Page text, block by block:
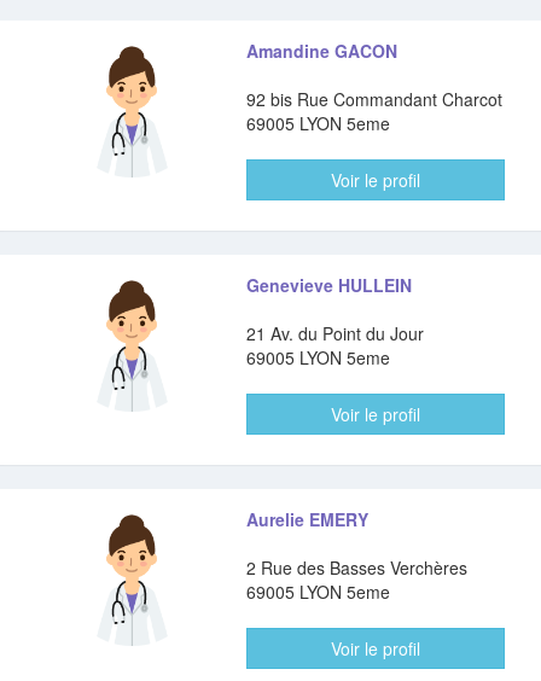
Amandine GACON
92 bis Rue Commandant Charcot
69005 LYON 5eme
Voir le profil
Genevieve HULLEIN
21 Av. du Point du Jour
69005 LYON 5eme
Voir le profil
Aurelie EMERY
2 Rue des Basses Verchères
69005 LYON 5eme
Voir le profil